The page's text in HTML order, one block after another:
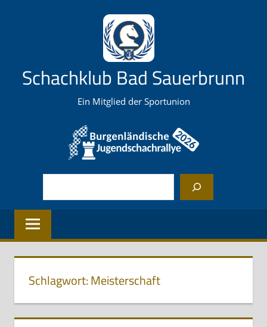
Schachklub Bad Sauerbrunn
Ein Mitglied der Sportunion
Schlagwort:Meisterschaft